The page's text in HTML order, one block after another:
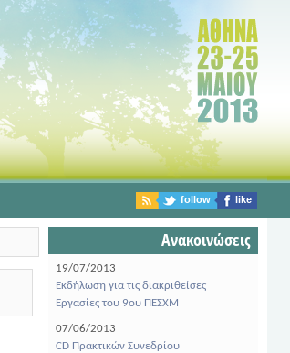
follow like
Ανακοινώσεις
19/07/2013
Εκδήλωση για τις διακριθείσες
Εργασίες του 9ου ΠΕΣΧΜ
07/06/2013
CD Πρακτικών Συνεδρίου